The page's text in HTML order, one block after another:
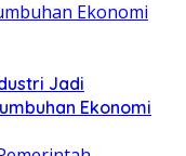
Jadi
Ekonomi